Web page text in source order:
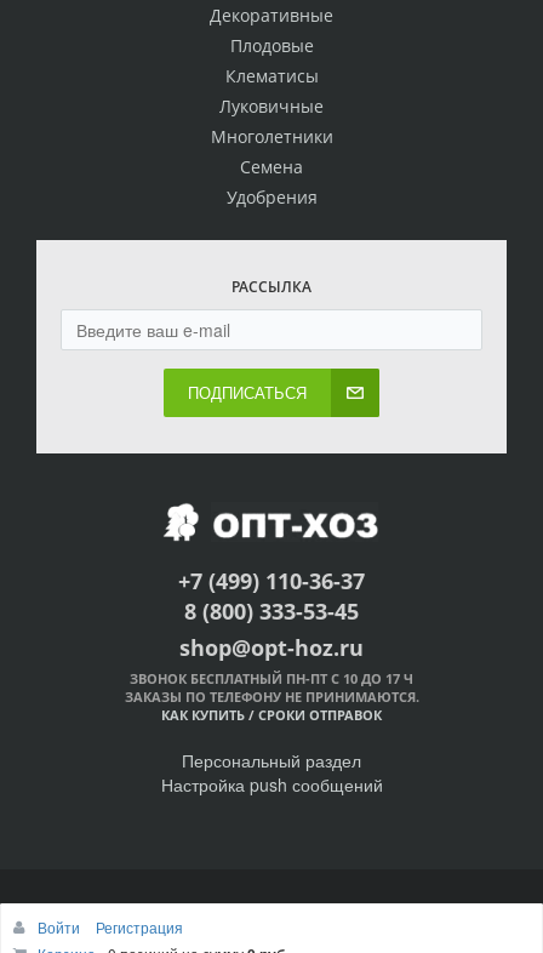
Декоративные
Плодовые
Клематисы
Луковичные
Многолетники
Семена
Удобрения
РАССЫЛКА
ПОДПИСАТЬСЯ
+7 (499) 110-36-37
8 (800) 333-53-45
shop@opt-hoz.ru
ЗВОНОК БЕСПЛАТНЫЙ ПН-ПТ С 10 ДО 17 Ч
ЗАКАЗЫ ПО ТЕЛЕФОНУ НЕ ПРИНИМАЮТСЯ.
КАК КУПИТЬ / СРОКИ ОТПРАВОК
Персональный раздел
Настройка push сообщений
© Интернет-магазин ОПТ-ХОЗ, 2011-2026
Войти
Регистрация